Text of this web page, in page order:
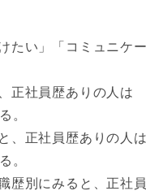
たい」「コミュニケー
正社員歴ありの人は
。
、正社員歴ありの人は
。
歴別にみると、正社員